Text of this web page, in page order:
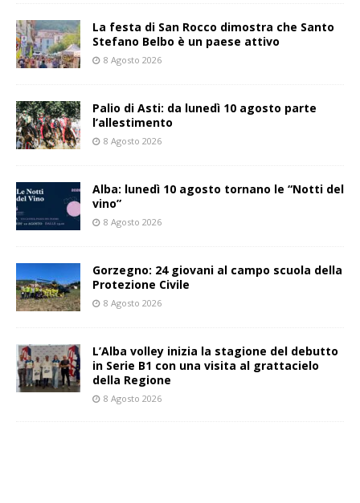
La festa di San Rocco dimostra che Santo
Stefano Belbo è un paese attivo
8 Agosto 2026
Palio di Asti: da lunedì 10 agosto parte
l’allestimento
8 Agosto 2026
Alba: lunedì 10 agosto tornano le “Notti del
vino”
8 Agosto 2026
Gorzegno: 24 giovani al campo scuola della
Protezione Civile
8 Agosto 2026
L’Alba volley inizia la stagione del debutto
in Serie B1 con una visita al grattacielo
della Regione
8 Agosto 2026